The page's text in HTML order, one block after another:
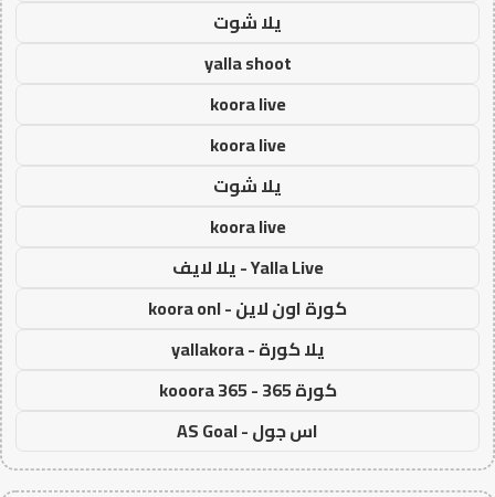
يلا شوت
yalla shoot
koora live
koora live
يلا شوت
koora live
Yalla Live - يلا لايف
كورة اون لاين - koora onl
يلا كورة - yallakora
كورة 365 - kooora 365
اس جول - AS Goal